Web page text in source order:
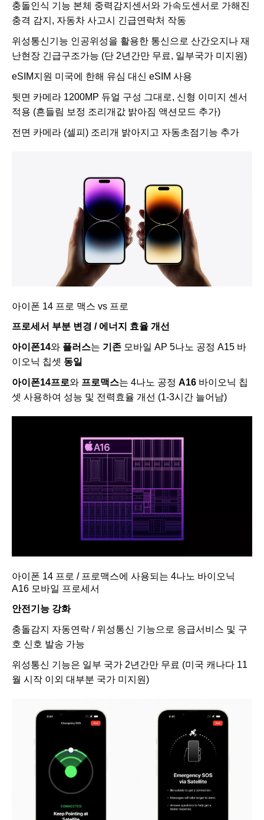
충돌인식 기능 본체 중력감지센서와 가속도센서로 가해진
충격 감지, 자동차 사고시 긴급연락처 작동
위성통신기능 인공위성을 활용한 통신으로 산간오지나 재
난현장 긴급구조가능 (단 2년간만 무료, 일부국가 미지원)
eSIM지원 미국에 한해 유심 대신 eSIM 사용
뒷면 카메라 1200MP 듀얼 구성 그대로, 신형 이미지 센서
적용 (흔들림 보정 조리개값 밝아짐 액션모드 추가)
전면 카메라 (셀피) 조리개 밝아지고 자동초점기능 추가
아이폰 14 프로 맥스 vs 프로
프로세서 부분 변경 / 에너지 효율 개선
아이폰14와 플러스는 기존 모바일 AP 5나노 공정 A15 바
이오닉 칩셋 동일
아이폰14프로와 프로맥스는 4나노 공정 A16 바이오닉 칩
셋 사용하여 성능 및 전력효율 개선 (1-3시간 늘어남)
아이폰 14 프로 / 프로맥스에 사용되는 4나노 바이오닉
A16 모바일 프로세서
안전기능 강화
충돌감지 자동연락 / 위성통신 기능으로 응급서비스 및 구
호 신호 발송 가능
위성통신 기능은 일부 국가 2년간만 무료 (미국 캐나다 11
월 시작 이외 대부분 국가 미지원)